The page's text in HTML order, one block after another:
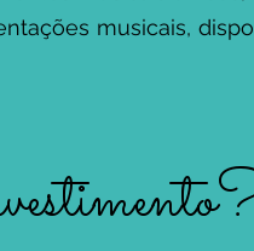
musicais,